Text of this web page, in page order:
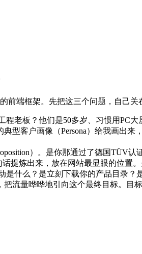
端框架。先把这三个问题，自己关
程老板？他们是50多岁、习惯用PC
型客户画像（Persona）给我画出
）。是你那通过了德国TÜV
提炼出来，放在网站最显眼的位置
是什么？是立刻下载你的产品目录
流量哗哗地引向这个最终目标。目